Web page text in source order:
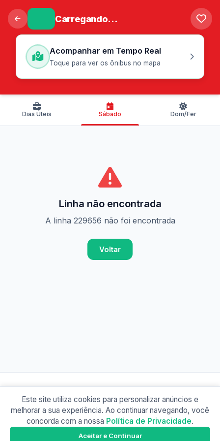
Carregando...
Acompanhar em Tempo Real
Toque para ver os ônibus no mapa
Dias Úteis Sábado Dom/Fer
Linha não encontrada
A linha 229656 não foi encontrada
Voltar
© 2026 Busão BR
Sobre Contato Política de Privacidade
Este site utiliza cookies para personalizar anúncios e
melhorar a sua experiência. Ao continuar navegando, você
concorda com a nossa Política de Privacidade.
Aceitar e Continuar